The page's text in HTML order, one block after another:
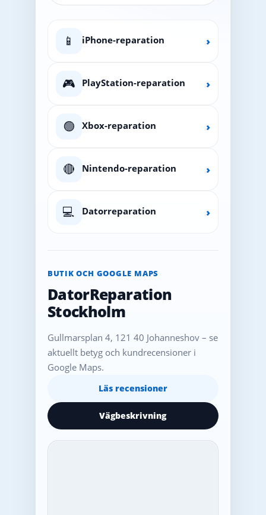
📱 iPhone-reparation ›
🎮 PlayStation-reparation ›
🟢 Xbox-reparation ›
🔴 Nintendo-reparation ›
💻 Datorreparation ›
BUTIK OCH GOOGLE MAPS
DatorReparation
Stockholm
Gullmarsplan 4, 121 40 Johanneshov – se
aktuellt betyg och kundrecensioner i
Google Maps.
Läs recensioner
Vägbeskrivning